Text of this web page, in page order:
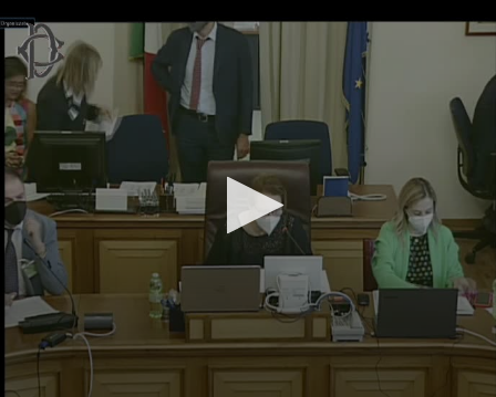
Vai al contenuto principale
WebTV Camera dei Deputati
Vai al menu di navigazione
Contenuto
Fine contenuto
Vai al contenuto principale Vai al menu di navigazione